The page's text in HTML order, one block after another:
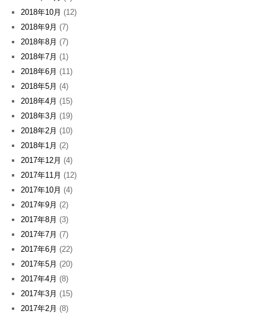
2018年10月 (12)
2018年9月 (7)
2018年8月 (7)
2018年7月 (1)
2018年6月 (11)
2018年5月 (4)
2018年4月 (15)
2018年3月 (19)
2018年2月 (10)
2018年1月 (2)
2017年12月 (4)
2017年11月 (12)
2017年10月 (4)
2017年9月 (2)
2017年8月 (3)
2017年7月 (7)
2017年6月 (22)
2017年5月 (20)
2017年4月 (8)
2017年3月 (15)
2017年2月 (8)